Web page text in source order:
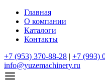
Главная
О компании
Каталоги
Контакты
+7 (953) 370-88-28 | +7 (993)
info@yuzemachinery.ru